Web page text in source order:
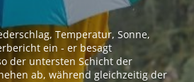
Temperatur, Sonne,
ein - er besagt
der untersten Schicht der
ab, während gleichzeitig der